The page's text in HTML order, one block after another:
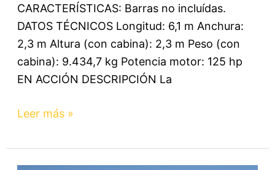
CARACTERÍSTICAS: Barras no incluídas.
DATOS TÉCNICOS Longitud: 6,1 m Anchura:
2,3 m Altura (con cabina): 2,3 m Peso (con
cabina): 9.434,7 kg Potencia motor: 125 hp
EN ACCIÓN DESCRIPCIÓN La
Leer más »